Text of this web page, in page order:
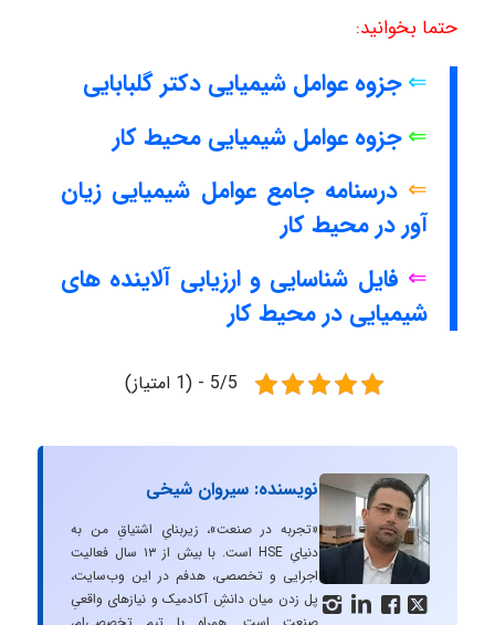
حتما بخوانید:
⇐جزوه عوامل شیمیایی دکتر گلبابایی
⇐جزوه عوامل شیمیایی محیط کار
⇐ درسنامه جامع عوامل شیمیایی زیان
آور در محیط کار
⇐ فایل شناسایی و ارزیابی آلاینده های
شیمیایی در محیط کار
5/5 - (1 امتیاز)
   
نویسنده: سیروان شیخی
«تجربه در صنعت»، زیربنایِ اشتیاقِ من به
دنیایِ HSE است. با بیش از ۱۳ سال فعالیت
اجرایی و تخصصی، هدفم در این وب‌سایت،
پل زدن میان دانشِ آکادمیک و نیازهای واقعیِ